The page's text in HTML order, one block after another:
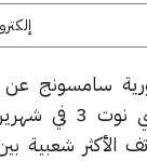
إلكترونيات
مليون هاتف جلاكسي نوت
الهاتف الأكثر شعبية